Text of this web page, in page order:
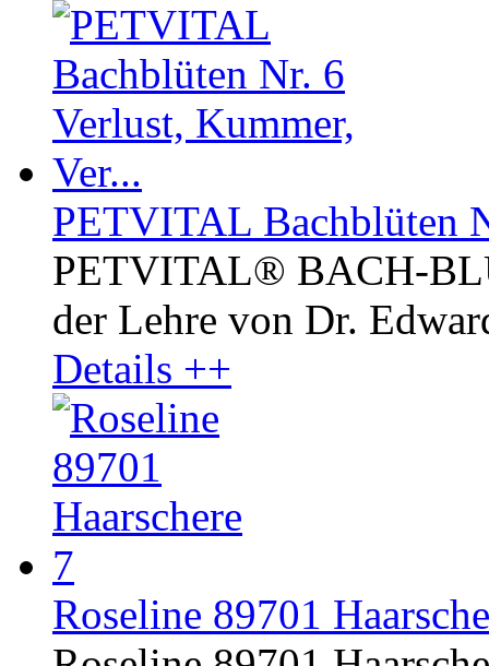
PETVITAL Bachblüten
PETVITAL® BACH-
der Lehre von Dr.
Details ++
Roseline 89701